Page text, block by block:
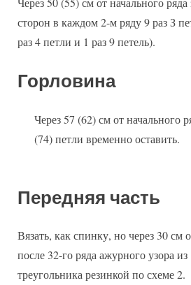
сторон в каждом 2-м ряду 9 раз З
раз 4 петли и 1 раз 9 петель).
Горловина
Через 57 (62) см от начального
(74) петли временно оставить.
Передняя часть
Вязать, как спинку, но через 30 см
после 32-го ряда ажурного узора из
треугольника резинкой по схеме 2.